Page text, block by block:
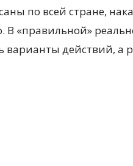
по всей стране,
В «правильной»
варианты действий, а